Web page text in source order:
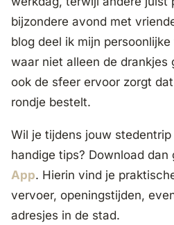
bijzondere avond met
blog deel ik mijn
waar niet alleen de drankjes
ook de sfeer ervoor zorgt
rondje bestelt.
Wil je tijdens jouw
handige tips? Download dan
App. Hierin vind je
vervoer, openingstijden,
adresjes in de stad.